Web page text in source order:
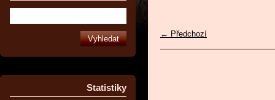
← Předchozí
Statistiky